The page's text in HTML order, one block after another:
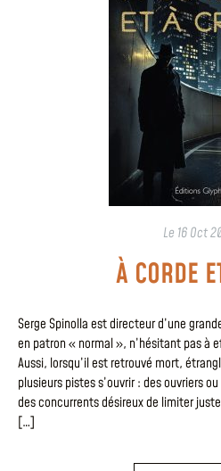
Le 16 Oct
À CORDE
Serge Spinolla est directeur d’une
en patron « normal », n’hésitant pas à
Aussi, lorsqu’il est retrouvé mort,
plusieurs pistes s’ouvrir : des ouvriers
des concurrents désireux de limiter
[…]